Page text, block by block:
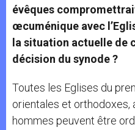
évêques
œcuménique avec
la situation actuelle de
décision du synode ?
Toutes les Eglises du
orientales et orthodoxes,
hommes peuvent être